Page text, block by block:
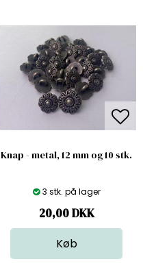
Knap - metal, 12 mm og 10 stk.
3 stk. på lager
20,00DKK